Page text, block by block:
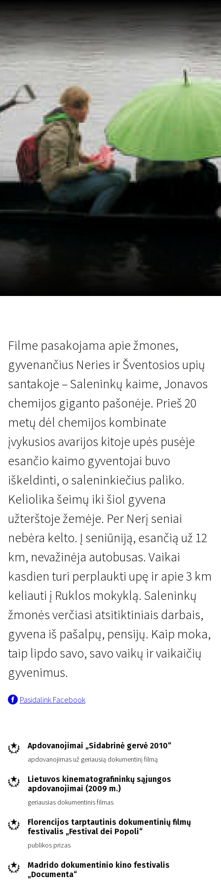
Laiko upė. Julijos ir Rimanto Gruodžių dokumentinių filmų programa
Upė
30 min. | Dokumentinis | N/A
Filme pasakojama apie žmones,
gyvenančius Neries ir Šventosios upių
santakoje – Saleninkų kaime, Jonavos
chemijos giganto pašonėje. Prieš 20
metų dėl chemijos kombinate
įvykusios avarijos kitoje upės pusėje
esančio kaimo gyventojai buvo
iškeldinti, o saleninkiečius paliko.
Keliolika šeimų iki šiol gyvena
užterštoje žemėje. Per Nerį seniai
nebėra kelto. Į seniūniją, esančią už 12
km, nevažinėja autobusas. Vaikai
kasdien turi perplaukti upę ir apie 3 km
keliauti į Ruklos mokyklą. Saleninkų
žmonės verčiasi atsitiktiniais darbais,
gyvena iš pašalpų, pensijų. Kaip moka,
taip lipdo savo, savo vaikų ir vaikaičių
gyvenimus.
Pasidalink Facebook
Apdovanojimai „Sidabrinė gervė 2010“
apdovanojimas už geriausią dokumentinį filmą
Lietuvos kinematografininkų sąjungos
apdovanojimai (2009 m.)
geriausias dokumentinis filmas
Florencijos tarptautinis dokumentinių filmų
festivalis „Festival dei Popoli“
publikos prizas
Madrido dokumentinio kino festivalis
„Documenta“